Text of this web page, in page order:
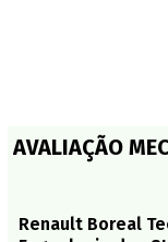
AVALIAÇÃO
Renault Boreal